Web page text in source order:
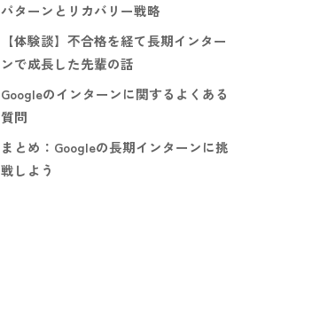
パターンとリカバリー戦略
【体験談】不合格を経て長期インター
ンで成長した先輩の話
Googleのインターンに関するよくある
質問
まとめ：Googleの長期インターンに挑
戦しよう